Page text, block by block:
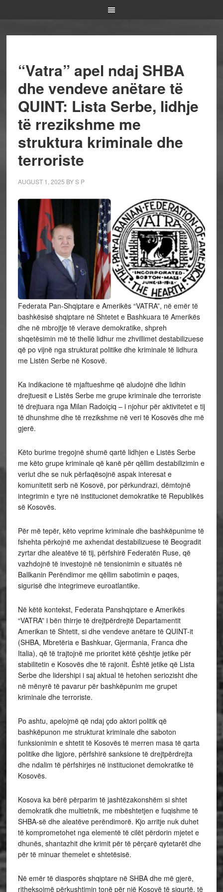
“Vatra” apel ndaj SHBA
dhe vendeve anëtare të
QUINT: Lista Serbe, lidhje
të rrezikshme me
struktura kriminale dhe
terroriste
AUGUST 1, 2025 BYS P
Federata Pan-Shqiptare e Amerikës “VATRA”, në emër të
bashkësisë shqiptare në Shtetet e Bashkuara të Amerikës
dhe në mbrojtje të vlerave demokratike, shpreh
shqetësimin më të thellë lidhur me zhvillimet destabilizuese
që po vijnë nga strukturat politike dhe kriminale të lidhura
me Listën Serbe në Kosovë.
Ka indikacione të mjaftueshme që aludojnë dhe lidhin
drejtuesit e Listës Serbe me grupe kriminale dhe terroriste
të drejtuara nga Milan Radoiçiq – i njohur për aktivitetet e tij
të dhunshme dhe të rrezikshme në veri të Kosovës dhe më
gjerë.
Këto burime tregojnë shumë qartë lidhjen e Listës Serbe
me këto grupe kriminale që kanë për qëllim destabilizimin e
veriut dhe se nuk përfaqësojnë aspak interesat e
komunitetit serb në Kosovë, por përkundrazi, dëmtojnë
integrimin e tyre në institucionet demokratike të Republikës
së Kosovës.
Për më tepër, këto veprime kriminale dhe bashkëpunime të
fshehta përkojnë me axhendat destabilizuese të Beogradit
zyrtar dhe aleatëve të tij, përfshirë Federatën Ruse, që
vazhdojnë të investojnë në tensionimin e situatës në
Ballkanin Perëndimor me qëllim sabotimin e paqes,
sigurisë dhe integrimeve euroatlantike.
Në këtë kontekst, Federata Panshqiptare e Amerikës
“VATRA” i bën thirrje të drejtpërdrejtë Departamentit
Amerikan të Shtetit, si dhe vendeve anëtare të QUINT-it
(SHBA, Mbretëria e Bashkuar, Gjermania, Franca dhe
Italia), që të trajtojnë me prioritet këtë çështje jetike për
stabilitetin e Kosovës dhe të rajonit. Është jetike që Lista
Serbe dhe lidershipi i saj aktual të hetohen seriozisht dhe
në mënyrë të pavarur për bashkëpunim me grupet
kriminale dhe terroriste.
Po ashtu, apelojmë që ndaj çdo aktori politik që
bashkëpunon me strukturat kriminale dhe saboton
funksionimin e shtetit të Kosovës të merren masa të qarta
politike dhe ligjore, përfshirë sanksione të drejtpërdrejta
dhe ndalim të përfshirjes në institucionet demokratike të
Kosovës.
Kosova ka bërë përparim të jashtëzakonshëm si shtet
demokratik dhe multietnik, me mbështetjen e fuqishme të
SHBA-së dhe aleatëve perëndimorë. Kjo arritje nuk duhet
të komprometohet nga elementë të cilët përdorin mjetet e
dhunës, shantazhit dhe krimit për të përçarë qytetarët dhe
për të minuar themelet e shtetësisë.
Në emër të diasporës shqiptare në SHBA dhe më gjerë,
ritheksojmë përkushtimin tonë për një Kosovë të sigurtë, të